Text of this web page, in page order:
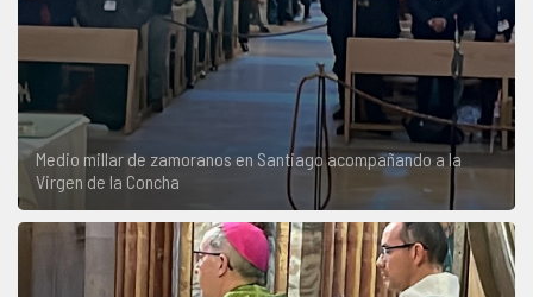
Medio millar de zamoranos en Santiago acompañando a la
Virgen de la Concha